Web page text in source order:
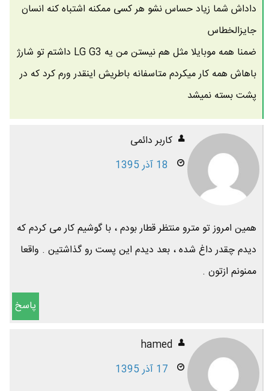
داداش شما زیاد حساس نشو هر کسی ممکنه اشتباه کنه انسان
جایزالخطاس
ضمنا همه موبایلا مثل هم نیستن من یه LG G3 داشتم تو شارژ
باهاش همه کار میکردم متاسفانه باطریش اینقدر ورم کرد که در
پشت بسته نمیشد
کاربر دائمی
18 آذر 1395
همین امروز تو مترو منتظر قطار بودم ، با گوشیم کار می کردم که
دیدم چقدر داغ شده ، بعد دیدم این پست رو گذاشتین . واقعا
ممنونم ازتون .
پاسخ
hamed
17 آذر 1395